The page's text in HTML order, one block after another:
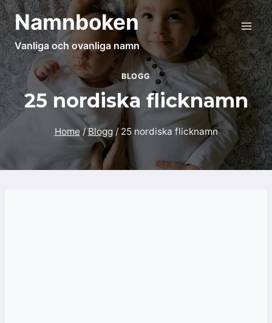
Skip
to
content
Namnboken
Vanliga och ovanliga namn
BLOGG
25 nordiska flicknamn
Home / Blogg / 25 nordiska flicknamn